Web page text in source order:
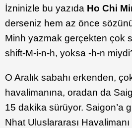
İzninizle bu yazıda Ho Chi
derseniz hem az önce
Minh yazmak gerçekten çok
shift-M-i-n-h, yoksa -h-n
O Aralık sabahı erkenden,
havalimanına, oradan da
15 dakika sürüyor. Saigon’a
Nhat Uluslararası